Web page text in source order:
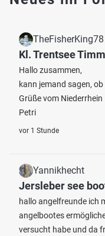
TheFisherKing78
Kl. Trentsee
Hallo zusammen,
kann jemand sagen,
Grüße vom Niederrhein
Petri
vor 1 Stunde
Yannikhecht
Jersleber see
hallo angelfreunde ich
angelbootes
versucht habe und da